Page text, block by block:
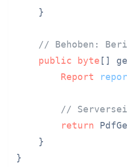
    }
// Behoben:
public
byte []
Report
//
return
    }
}